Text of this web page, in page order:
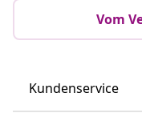
Vom
Kundenservice